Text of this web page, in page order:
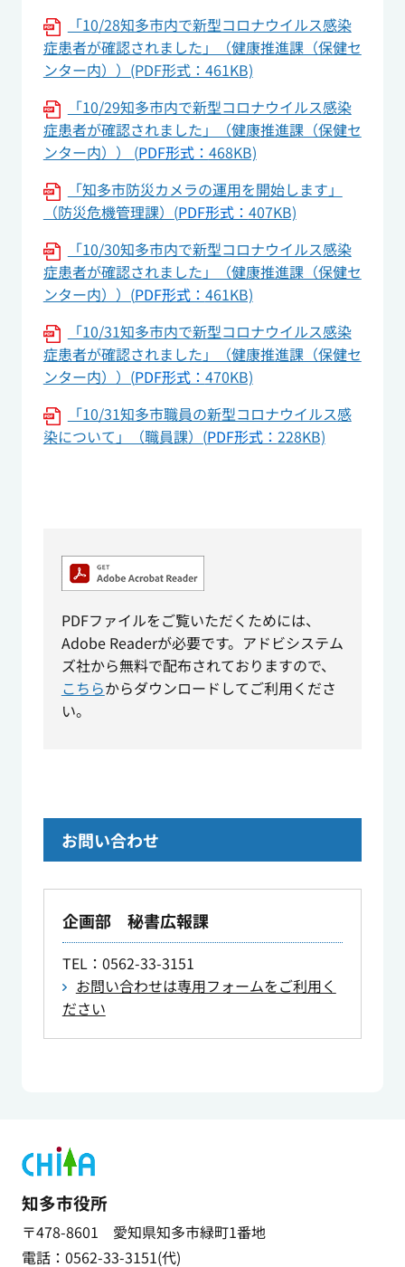
「10/28知多市内で新型コロナウイルス感染
症患者が確認されました」（健康推進課（保健セ
ンター内））(PDF形式：461KB)
「10/29知多市内で新型コロナウイルス感染
症患者が確認されました」（健康推進課（保健セ
ンター内）） (PDF形式： 468KB)
「知多市防災カメラの運用を開始します」
（防災危機管理課）(PDF形式： 407KB)
「10/30知多市内で新型コロナウイルス感染
症患者が確認されました」（健康推進課（保健セ
ンター内））(PDF形式： 461KB)
「10/31知多市内で新型コロナウイルス感染
症患者が確認されました」（健康推進課（保健セ
ンター内））(PDF形式： 470KB)
「10/31知多市職員の新型コロナウイルス感
染について」（職員課）(PDF形式： 228KB)
PDFファイルをご覧いただくためには、
Adobe Readerが必要です。アドビシステム
ズ社から無料で配布されておりますので、
こちらからダウンロードしてご利用くださ
い。
お問い合わせ
企画部 秘書広報課
TEL：0562-33-3151
お問い合わせは専用フォームをご利用く
ださい
知多市役所
〒478-8601 愛知県知多市緑町1番地
電話：0562-33-3151(代)